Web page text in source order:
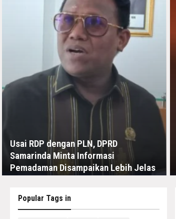
Usai RDP dengan PLN, DPRD
Samarinda Minta Informasi
Pemadaman Disampaikan Lebih Jelas
Popular Tags in